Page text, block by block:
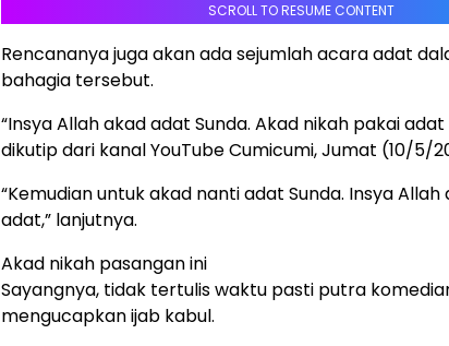
SCROLL TO RESUME CONTENT
Rencananya juga akan ada sejumlah acara adat
bahagia tersebut.
“Insya Allah akad adat Sunda. Akad nikah pakai adat
dikutip dari kanal YouTube Cumicumi, Jumat (10/5/
“Kemudian untuk akad nanti adat Sunda. Insya
adat,” lanjutnya.
Akad nikah pasangan ini
Sayangnya, tidak tertulis waktu pasti putra
mengucapkan ijab kabul.